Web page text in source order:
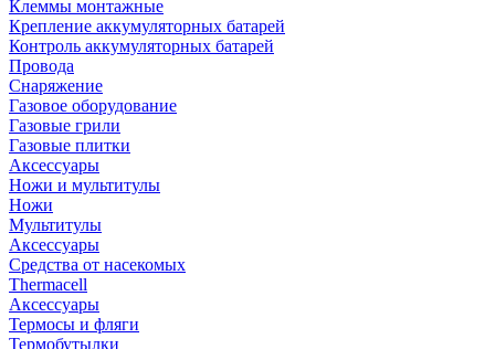
Клеммы монтажные
Крепление аккумуляторных батарей
Контроль аккумуляторных батарей
Провода
Снаряжение
Газовое оборудование
Газовые грили
Газовые плитки
Аксессуары
Ножи и мультитулы
Ножи
Мультитулы
Аксессуары
Средства от насекомых
Thermacell
Аксессуары
Термосы и фляги
Термобутылки